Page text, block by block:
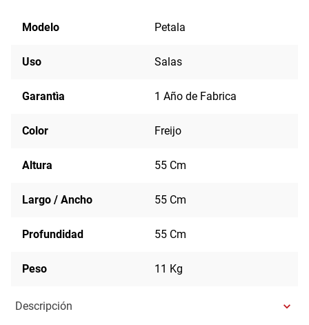
Modelo Petala
Uso Salas
Garantìa 1 Año de Fabrica
Color Freijo
Altura 55 Cm
Largo / Ancho 55 Cm
Profundidad 55 Cm
Peso 11 Kg
Descripción